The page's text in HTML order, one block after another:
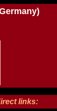
links: